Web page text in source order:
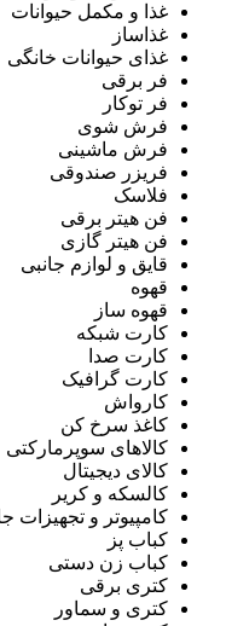
غذا و مکمل حیوانات
غذاساز
غذای حیوانات خانگی
فر برقی
فر توکار
فرش شوی
فرش ماشینی
فریزر صندوقی
فلاسک
فن هیتر برقی
فن هیتر گازی
قایق و لوازم جانبی
قهوه
قهوه ساز
کارت شبکه
کارت صدا
کارت گرافیک
کارواش
کاغذ سرخ کن
کالاهای سوپرمارکتی
کالای دیجیتال
کالسکه و کریر
کامپیوتر و تجهیزات
کباب پز
کباب زن دستی
کتری برقی
کتری و سماور